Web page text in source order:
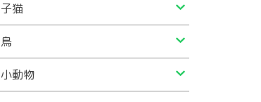
子猫
鳥
小動物